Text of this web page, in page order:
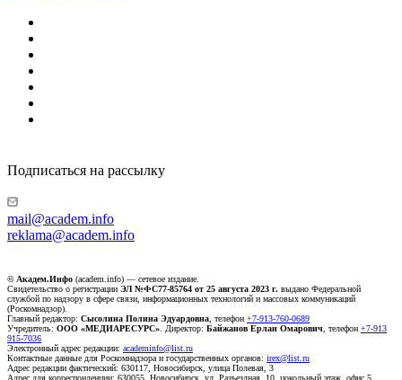
Подписаться на рассылку
mail@academ.info
reklama@academ.info
© Академ.Инфо (academ.info) — сетевое издание.
Свидетельство о регистрации ЭЛ №ФС77-85764 от 25 августа 2023 г. выдано Федеральной
службой по надзору в сфере связи, информационных технологий и массовых коммуникаций
(Роскомнадзор).
Главный редактор: Сысолина Полина Эдуардовна , телефон +7-913-760-0689
Учредитель: ООО «МЕДИАРЕСУРС» . Директор: Байжанов Ерлан Омарович , телефон +7-913
915-7036
Электронный адрес редакции: academinfo@list.ru
Контактные данные для Роскомнадзора и государственных органов: irex@list.ru
Адрес редакции фактический: 630117, Новосибирск, улица Полевая, 3
Адрес для корреспонденции: 630055, Новосибирск, ул. Разъездная, 10, цокольный этаж, офис 5.